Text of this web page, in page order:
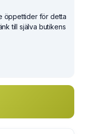
öppettider för detta
till själva butikens